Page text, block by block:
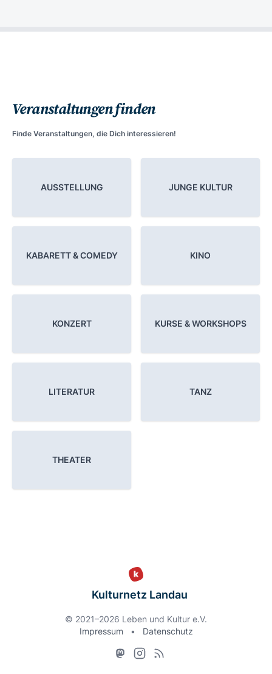
Veranstaltungen finden
Finde Veranstaltungen, die Dich interessieren!
AUSSTELLUNG JUNGE KULTUR
KABARETT & COMEDY KINO
KONZERT KURSE & WORKSHOPS
LITERATUR TANZ
THEATER
Kulturnetz Landau
© 2021–2026 Leben und Kultur e.V.
Impressum
• Datenschutz